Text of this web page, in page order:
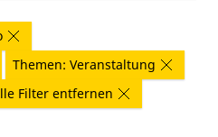
Themen: Veranstaltung
Filter entfernen